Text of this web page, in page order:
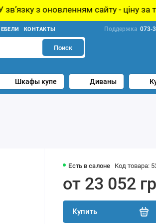
сайту - ціну за товар
КОНТАКТЫ Поддержка 073-
Поиск
Шкафы купе Диваны
Есть в салоне Код товара:
от 23 052
Купить